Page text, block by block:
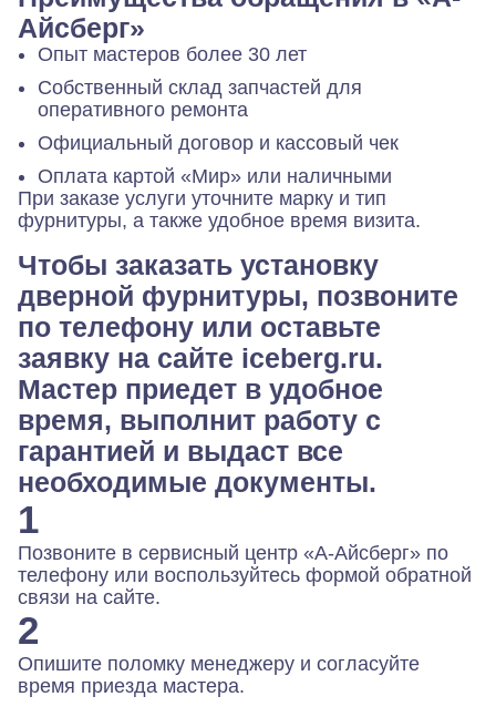
Айсберг»
Опыт мастеров более 30 лет
Собственный склад запчастей для
оперативного ремонта
Официальный договор и кассовый чек
Оплата картой «Мир» или наличными
При заказе услуги уточните марку и тип
фурнитуры, а также удобное время визита.
Чтобы заказать установку
дверной фурнитуры, позвоните
по телефону или оставьте
заявку на сайте iceberg.ru.
Мастер приедет в удобное
время, выполнит работу с
гарантией и выдаст все
необходимые документы.
1
Позвоните в сервисный центр «А-Айсберг» по
телефону или воспользуйтесь формой обратной
связи на сайте.
2
Опишите поломку менеджеру и согласуйте
время приезда мастера.